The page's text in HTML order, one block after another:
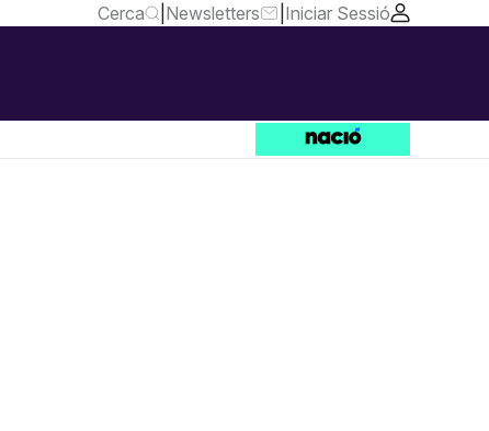
Cerca Newsletters Iniciar Sessió